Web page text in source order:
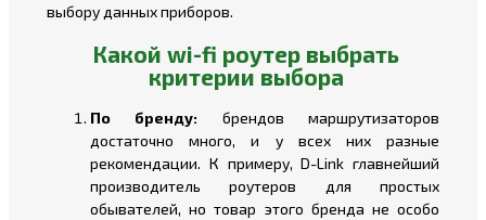
выбору данных приборов.
Какой wi-fi роутер выбрать
критерии выбора
По бренду: брендов маршрутизаторов
достаточно много, и у всех них разные
рекомендации. К примеру, D-Link главнейший
производитель роутеров для простых
обывателей, но товар этого бренда не особо